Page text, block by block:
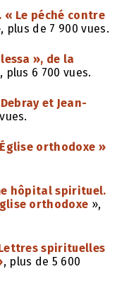
« Le péché contre
plus de 7 900 vues.
», de la
plus 6 700 vues.
et Jean-
orthodoxe »
hôpital spirituel.
orthodoxe »,
spirituelles
, plus de 5 600